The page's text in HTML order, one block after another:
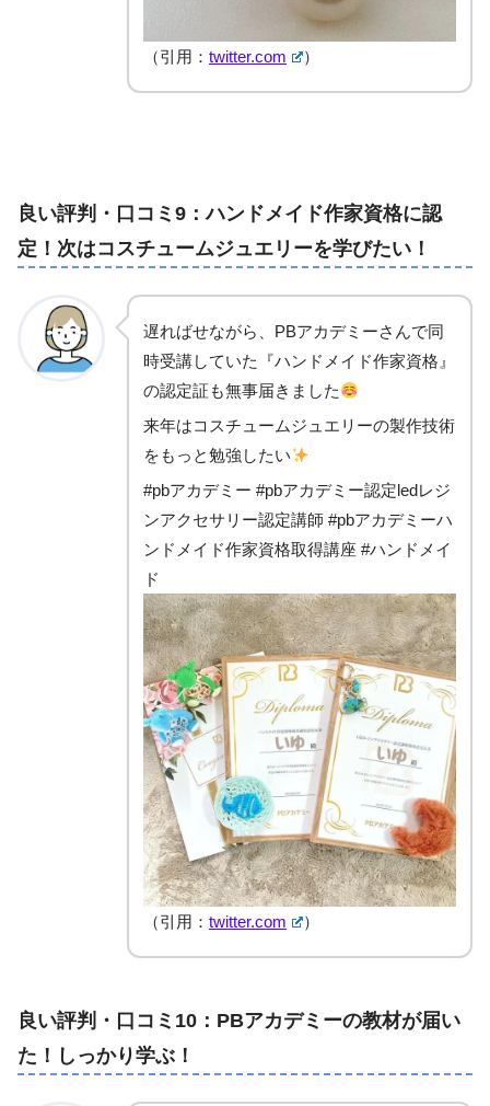
（引用： twitter.com ）
良い評判・口コミ9：ハンドメイド作家資格に認
定！次はコスチュームジュエリーを学びたい！
遅ればせながら、PBアカデミーさんで同
時受講していた『ハンドメイド作家資格』
の認定証も無事届きました
来年はコスチュームジュエリーの製作技術
をもっと勉強したい
#pbアカデミー #pbアカデミー認定ledレジ
ンアクセサリー認定講師 #pbアカデミーハ
ンドメイド作家資格取得講座 #ハンドメイ
ド
（引用： twitter.com ）
良い評判・口コミ10：PBアカデミーの教材が届い
た！しっかり学ぶ！